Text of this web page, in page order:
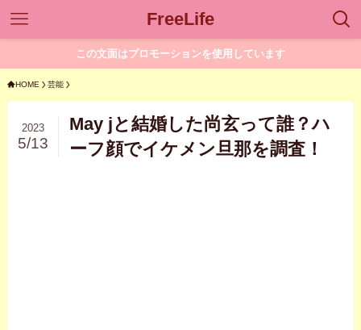
FreeLife
この文面はプロモーションを使用しています
HOME 芸能
May jと結婚した尚玄って誰？ハ
ーフ顔でイケメン旦那を調査！
2023
5/13